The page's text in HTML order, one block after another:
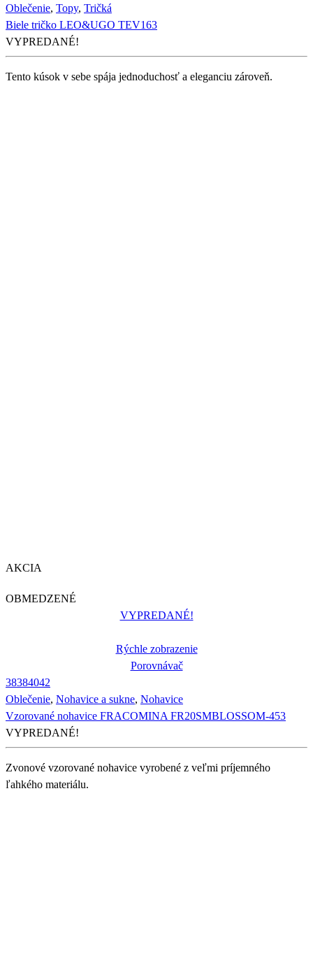
Oblečenie, Topy, Tričká
Biele tričko LEO&UGO TEV163
VYPREDANÉ!
Tento kúsok v sebe spája jednoduchosť a eleganciu zároveň.
AKCIA
OBMEDZENÉ
VYPREDANÉ!
Rýchle zobrazenie
Porovnávač
38384042
Oblečenie, Nohavice a sukne, Nohavice
Vzorované nohavice FRACOMINA FR20SMBLOSSOM-453
VYPREDANÉ!
Zvonové vzorované nohavice vyrobené z veľmi príjemného
ľahkého materiálu.